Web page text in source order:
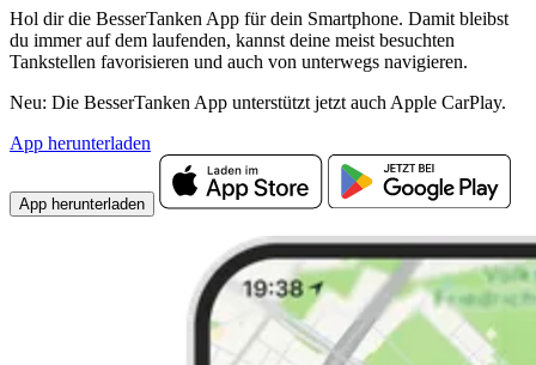
Hol dir die BesserTanken App für dein Smartphone. Damit bleibst
du immer auf dem laufenden, kannst deine meist besuchten
Tankstellen favorisieren und auch von unterwegs navigieren.
Neu: Die BesserTanken App unterstützt jetzt auch Apple CarPlay.
App herunterladen
App herunterladen